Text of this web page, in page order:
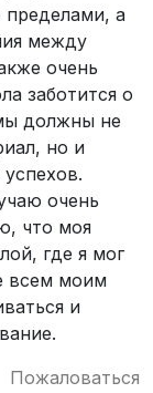
пределами, а
между
очень
заботится о
должны не
но и
очень
что моя
где я мог
всем моим
и
Пожаловаться